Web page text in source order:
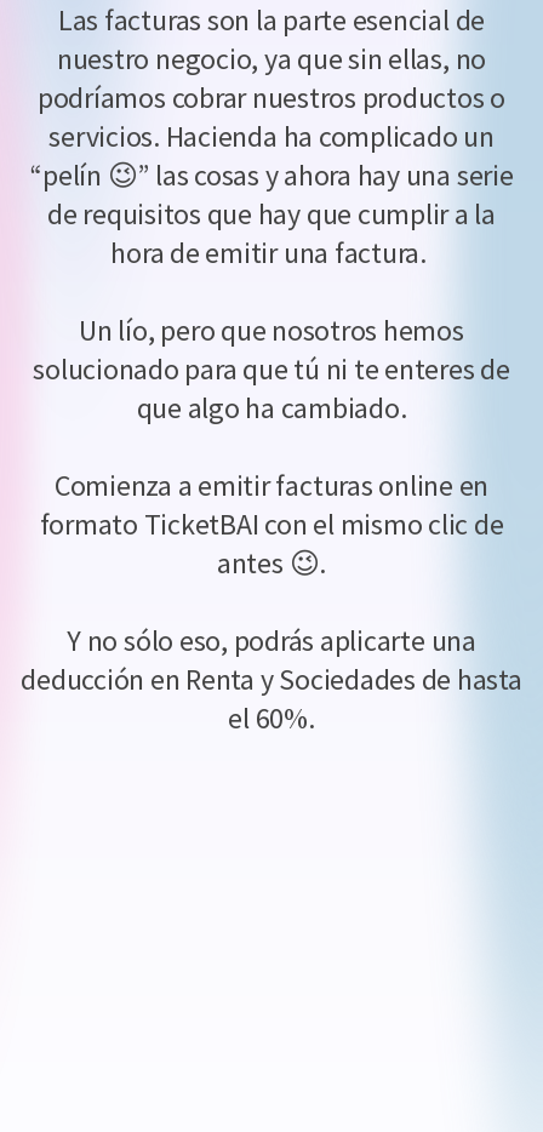
Las facturas son la parte esencial de
nuestro negocio, ya que sin ellas, no
podríamos cobrar nuestros productos o
servicios. Hacienda ha complicado un
“pelín 😉” las cosas y ahora hay una serie
de requisitos que hay que cumplir a la
hora de emitir una factura.
Un lío, pero que nosotros hemos
solucionado para que tú ni te enteres de
que algo ha cambiado.
Comienza a emitir facturas online en
formato TicketBAI con el mismo clic de
antes 😉.
Y no sólo eso, podrás aplicarte una
deducción en Renta y Sociedades de hasta
el 60%.